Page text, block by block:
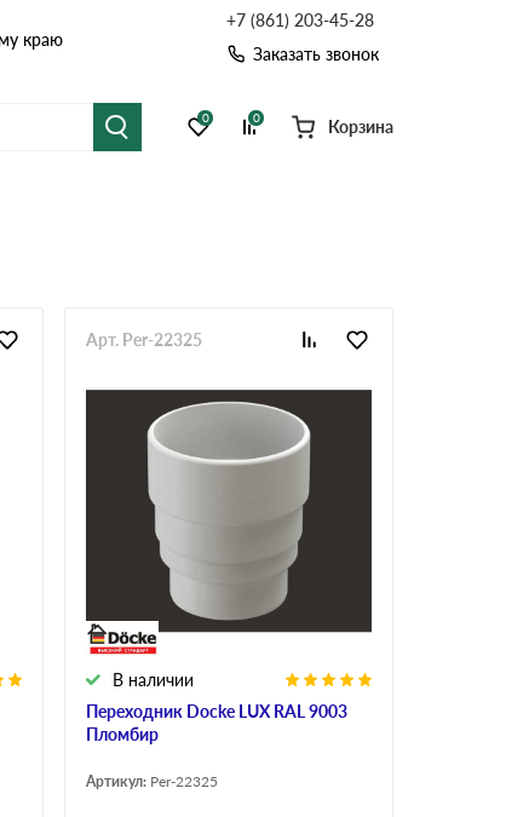
краю
+7 (861) 203-45-28
Заказать звонок
системы Софиты
0 0 Корзина
Переходник Docke LUX RAL 9003
Пломбир
В наличии
Арт. Per-22325
Артикул: Per-22325